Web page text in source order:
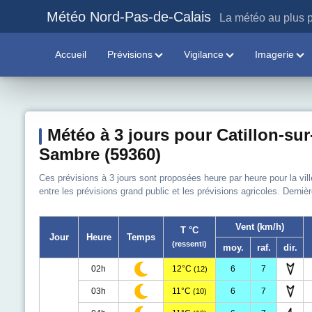
Météo Nord-Pas-de-Calais La météo au plus
Accueil Prévisions Vigilance Imagerie
Météo à 3 jours pour Catillon-
Sambre (59360)
Ces prévisions à 3 jours sont proposées heure par heure pour la
entre les prévisions grand public et les prévisions agricoles.
Jour Heure Temps
T °C
(ressenti)
Vent (km/h)
moy.
raf. dir.
02h 12°C (12) 6 7
03h 11°C (10) 6 7